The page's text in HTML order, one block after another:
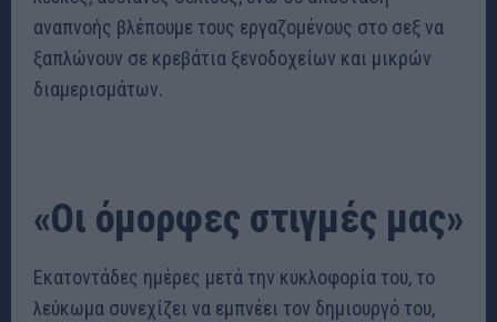
αναπνοής βλέπουμε τους εργαζομένους στο σεξ να
ξαπλώνουν σε κρεβάτια ξενοδοχείων και μικρών
διαμερισμάτων.
«Οι όμορφες στιγμές μας»
Εκατοντάδες ημέρες μετά την κυκλοφορία του, το
λεύκωμα συνεχίζει να εμπνέει τον δημιουργό του,